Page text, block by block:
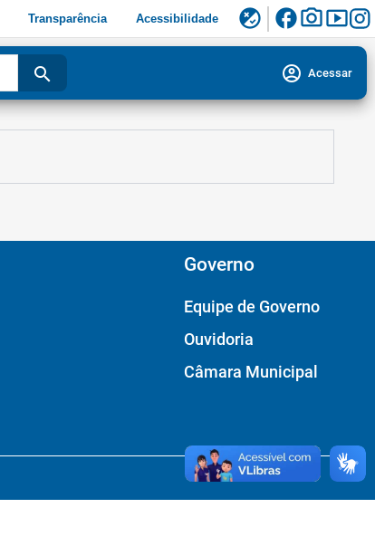
Transparência Acessibilidade flaky facebookphoto_camerasmart_display
search account_circle Acessar
Governo
Equipe de Governo
Ouvidoria
Câmara Municipal